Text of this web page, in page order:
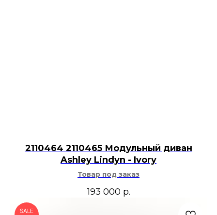
2110464 2110465 Модульный диван
Ashley Lindyn - Ivory
Товар под заказ
193 000 р.
SALE